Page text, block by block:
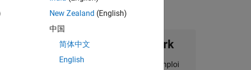
Rejoignez notre Talent Network
Recevez des alertes pour des opportunités d'emploi
New Zealand (English)
中国
简体中文
English